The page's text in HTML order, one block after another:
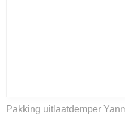
Pakking uitlaatdemper